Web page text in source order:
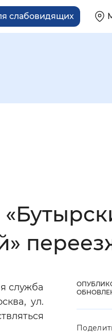
слабовидящих
служба
ул.